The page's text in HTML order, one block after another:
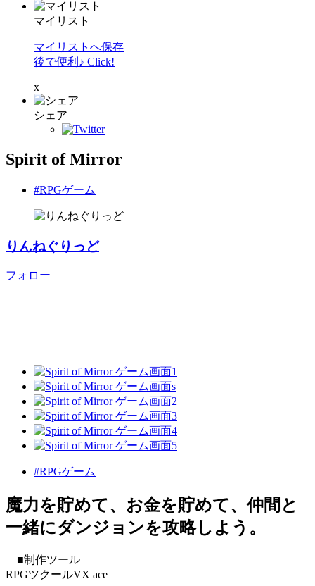
マイリスト
マイリストへ保存
後で便利♪ Click!
x
シェア
Spirit of Mirror
#RPGゲーム
りんねぐりっど
フォロー
#RPGゲーム
魔力を貯めて、お金を貯めて、仲間と
一緒にダンジョンを攻略しよう。
■制作ツール
RPGツクールVX ace